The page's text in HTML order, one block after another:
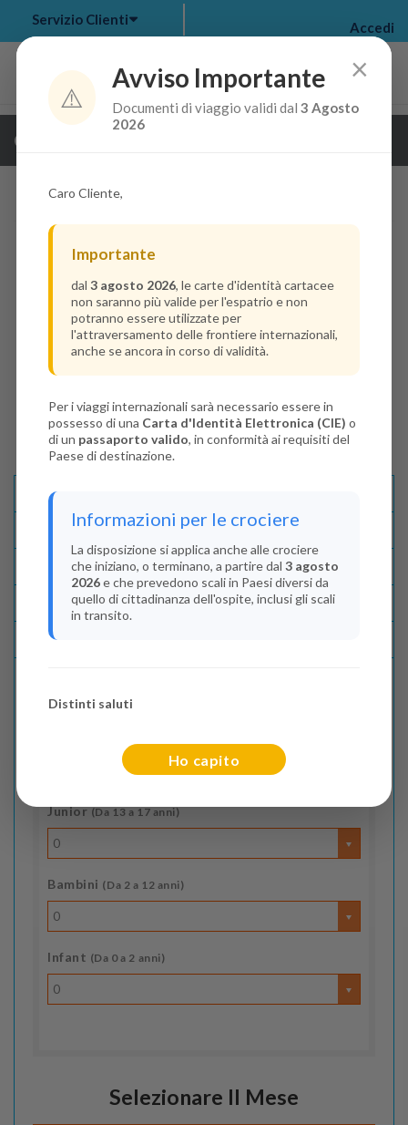
my bookings >
Servizio Clienti Accedi
Guarda i dettagli della crociera
Disponibilità
Condizioni
Recensioni
Indica il numero dei passeggeri
Junior(Da 13 a 17 anni)
0
Bambini (Da 2 a 12 anni)
0
Infant (Da 0 a 2 anni)
0
Selezionare Il Mese
×
⚠️
Avviso Importante
Documenti di viaggio validi dal3 Agosto
2026
Caro Cliente,
Importante
dal 3 agosto 2026, le carte d'identità cartacee
non saranno più valide per l'espatrio e non
potranno essere utilizzate per
l'attraversamento delle frontiere internazionali,
anche se ancora in corso di validità.
Per i viaggi internazionali sarà necessario essere in
possesso di una Carta d'Identità Elettronica (CIE) o
di un passaporto valido, in conformità ai requisiti del
Paese di destinazione.
Informazioni per le crociere
La disposizione si applica anche alle crociere
che iniziano, o terminano, a partire dal 3 agosto
2026e che prevedono scali in Paesi diversi da
quello di cittadinanza dell'ospite, inclusi gli scali
in transito.
Distinti saluti
Ho capito